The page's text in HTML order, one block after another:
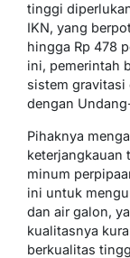
tinggi
IKN, yang
hingga Rp 478
ini, pemerintah
sistem gravitasi
dengan
Pihaknya
keterjangkauan
minum
ini untuk
dan air galon,
kualitasnya
berkualitas